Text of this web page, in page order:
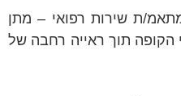
ת שירות רפואי – מתן
הקופה תוך ראייה רחבה של